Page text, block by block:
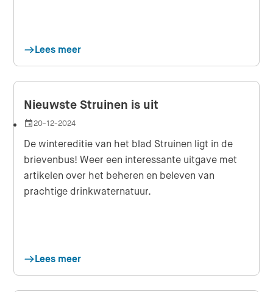
Lees meer
Nieuwste Struinen is uit
Datum
20-12-2024
De wintereditie van het blad Struinen ligt in de
brievenbus! Weer een interessante uitgave met
artikelen over het beheren en beleven van
prachtige drinkwaternatuur.
Lees meer